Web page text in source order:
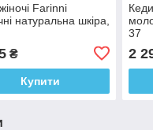
Farinni
натуральна шкіра,
₴
Купити
37
2